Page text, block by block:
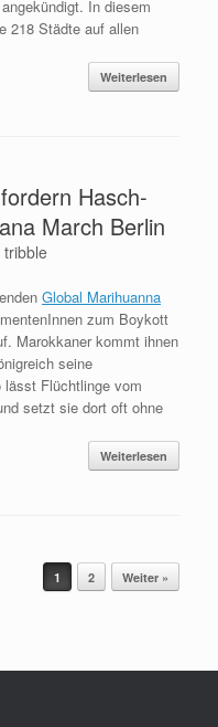
In diesem
218 Städte auf allen
Weiterlesen
Hasch-
March Berlin
tribble
Global Marihuanna
zum Boykott
Marokkaner kommt ihnen
seine
Flüchtlinge vom
setzt sie dort oft ohne
Weiterlesen
1 2 Weiter »